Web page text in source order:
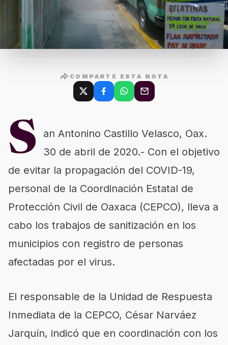
COMPARTE ESTA NOTA
S
an Antonino Castillo Velasco, Oax.
30 de abril de 2020.- Con el objetivo
de evitar la propagación del COVID-19,
personal de la Coordinación Estatal de
Protección Civil de Oaxaca (CEPCO), lleva a
cabo los trabajos de sanitización en los
municipios con registro de personas
afectadas por el virus.
El responsable de la Unidad de Respuesta
Inmediata de la CEPCO, César Narváez
Jarquín, indicó que en coordinación con los